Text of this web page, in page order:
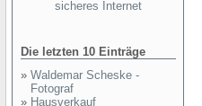
sicheres Internet
Die letzten 10 Einträge
» Waldemar Scheske -
Fotograf
» Hausverkauf